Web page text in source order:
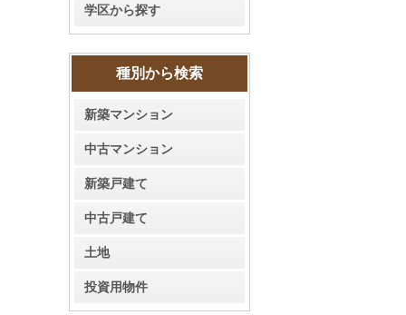
学区から探す
種別から検索
新築マンション
中古マンション
新築戸建て
中古戸建て
土地
投資用物件